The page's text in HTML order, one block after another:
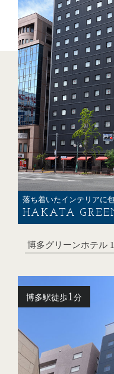
落ち着いたインテリアに
HAKATA
博多グリーンホテル
博多駅徒歩1分